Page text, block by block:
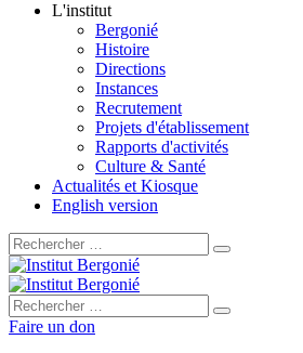
L'institut
Bergonié
Histoire
Directions
Instances
Recrutement
Projets d'établissement
Rapports d'activités
Culture & Santé
Actualités et Kiosque
English version
Rechercher :
Rechercher :
Faire un don